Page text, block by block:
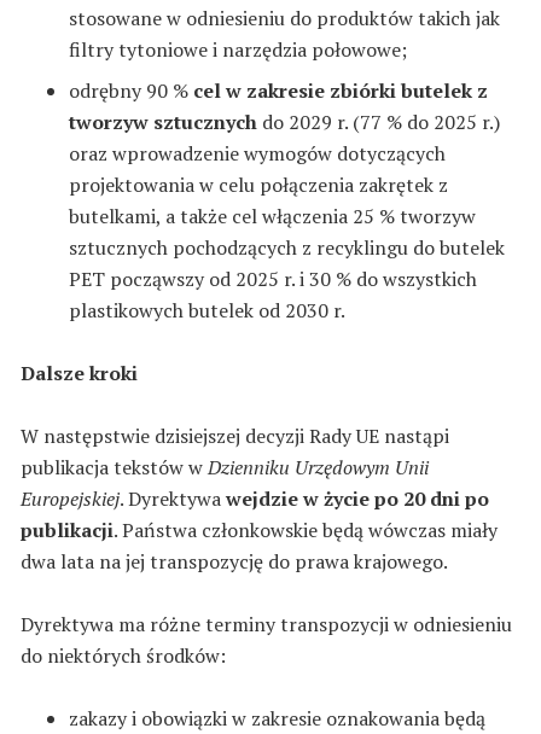
stosowane w odniesieniu do produktów takich jak
filtry tytoniowe i narzędzia połowowe;
odrębny 90 % cel w zakresie zbiórki butelek z
tworzyw sztucznych do 2029 r. (77 % do 2025 r.)
oraz wprowadzenie wymogów dotyczących
projektowania w celu połączenia zakrętek z
butelkami, a także cel włączenia 25 % tworzyw
sztucznych pochodzących z recyklingu do butelek
PET począwszy od 2025 r. i 30 % do wszystkich
plastikowych butelek od 2030 r.
Dalsze kroki
W następstwie dzisiejszej decyzji Rady UE nastąpi
publikacja tekstów wDzienniku Urzędowym Unii
Europejskiej. Dyrektywawejdzie w życie po 20 dni po
publikacji. Państwa członkowskie będą wówczas miały
dwa lata na jej transpozycję do prawa krajowego.
Dyrektywa ma różne terminy transpozycji w odniesieniu
do niektórych środków:
zakazy i obowiązki w zakresie oznakowania będą